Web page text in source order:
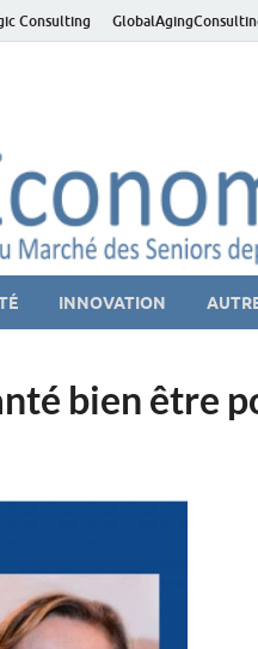
Consulting
INNOVATION
bien être